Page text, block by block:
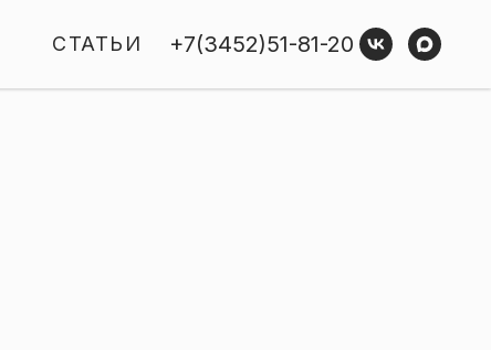
СТАТЬИ +7(3452)51-81-20